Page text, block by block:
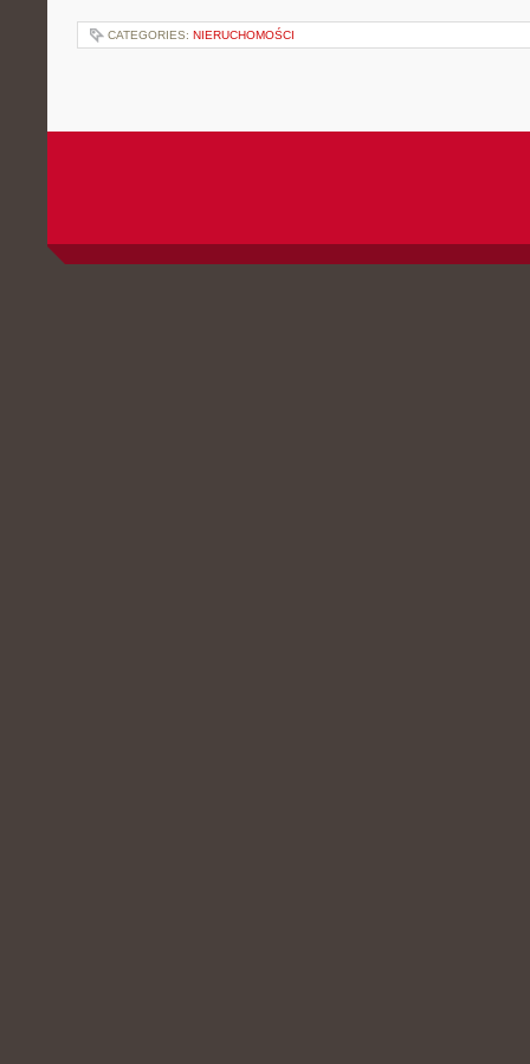
CATEGORIES: NIERUCHOMOŚCI